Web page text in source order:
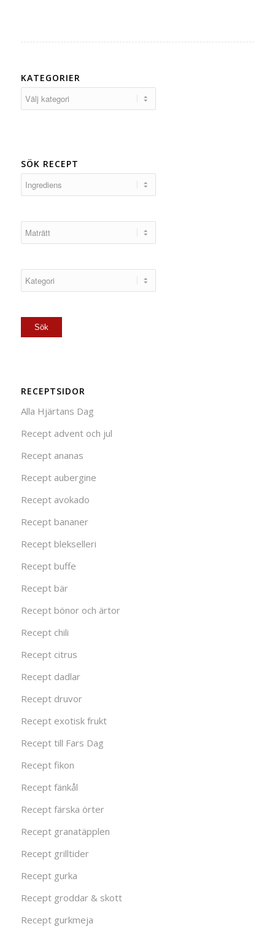
KATEGORIER
SÖK RECEPT
RECEPTSIDOR
Alla Hjärtans Dag
Recept advent och jul
Recept ananas
Recept aubergine
Recept avokado
Recept bananer
Recept blekselleri
Recept buffe
Recept bär
Recept bönor och ärtor
Recept chili
Recept citrus
Recept dadlar
Recept druvor
Recept exotisk frukt
Recept till Fars Dag
Recept fikon
Recept fänkål
Recept färska örter
Recept granatäpplen
Recept grilltider
Recept gurka
Recept groddar & skott
Recept gurkmeja